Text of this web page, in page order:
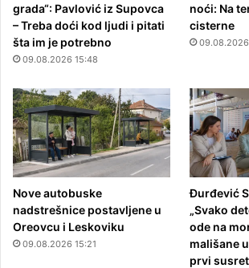
grada“: Pavlović iz Supovca
– Treba doći kod ljudi i pitati
šta im je potrebno
09.08.2026 15:48
noći: Na
cisterne
Nove autobuske
nadstrešnice postavljene u
Oreovcu i Leskoviku
09.08.2026 15:21
Đurđević
„Svako
ode na
mališane
prvi